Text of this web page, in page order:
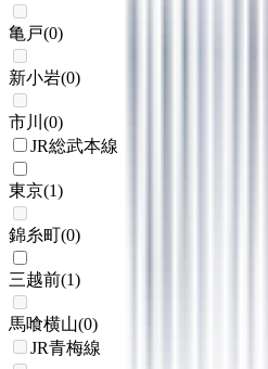
亀戸(0)
新小岩(0)
市川 (0)
JR総武本線
東京(1)
錦糸町(0)
三越前(1)
馬喰横山(0)
JR青梅線